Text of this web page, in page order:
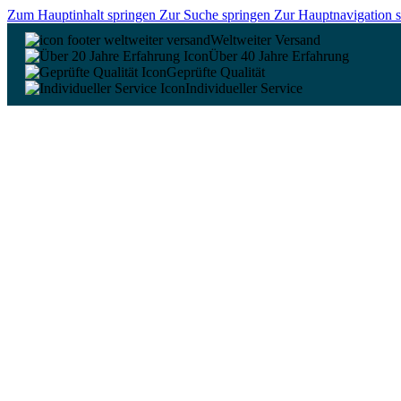
Zum Hauptinhalt springen Zur Suche springen Zur Hauptnavigation
Weltweiter Versand
Über 40 Jahre Erfahrung
Geprüfte Qualität
Individueller Service